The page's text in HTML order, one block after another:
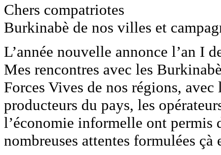
Chers compatriotes
Burkinabè de nos villes et
L’année nouvelle annonce l’an I
Mes rencontres avec les
Forces Vives de nos régions,
producteurs du pays, les
l’économie informelle ont permis
nombreuses attentes formulées çà